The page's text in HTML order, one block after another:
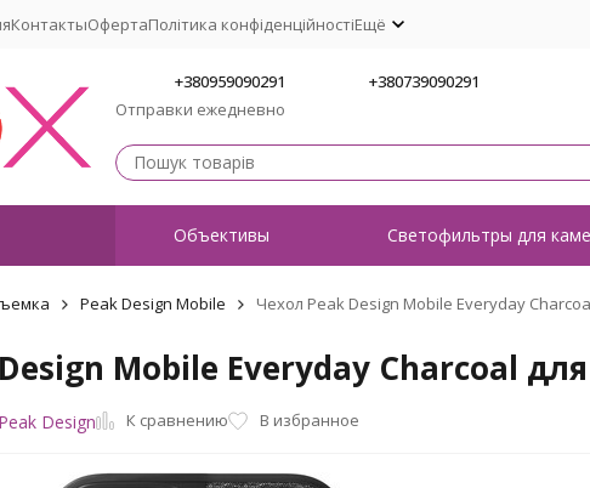
КонтактыОфертаПолітика конфіденційностіЕщё
+380959090291
Отправки ежедневно
+380739090291
Объективы Светофильтры для
Peak Design Mobile Чехол Peak Design Mobile Everyday
Mobile Everyday Charcoal
Peak Design К сравнению В избранное